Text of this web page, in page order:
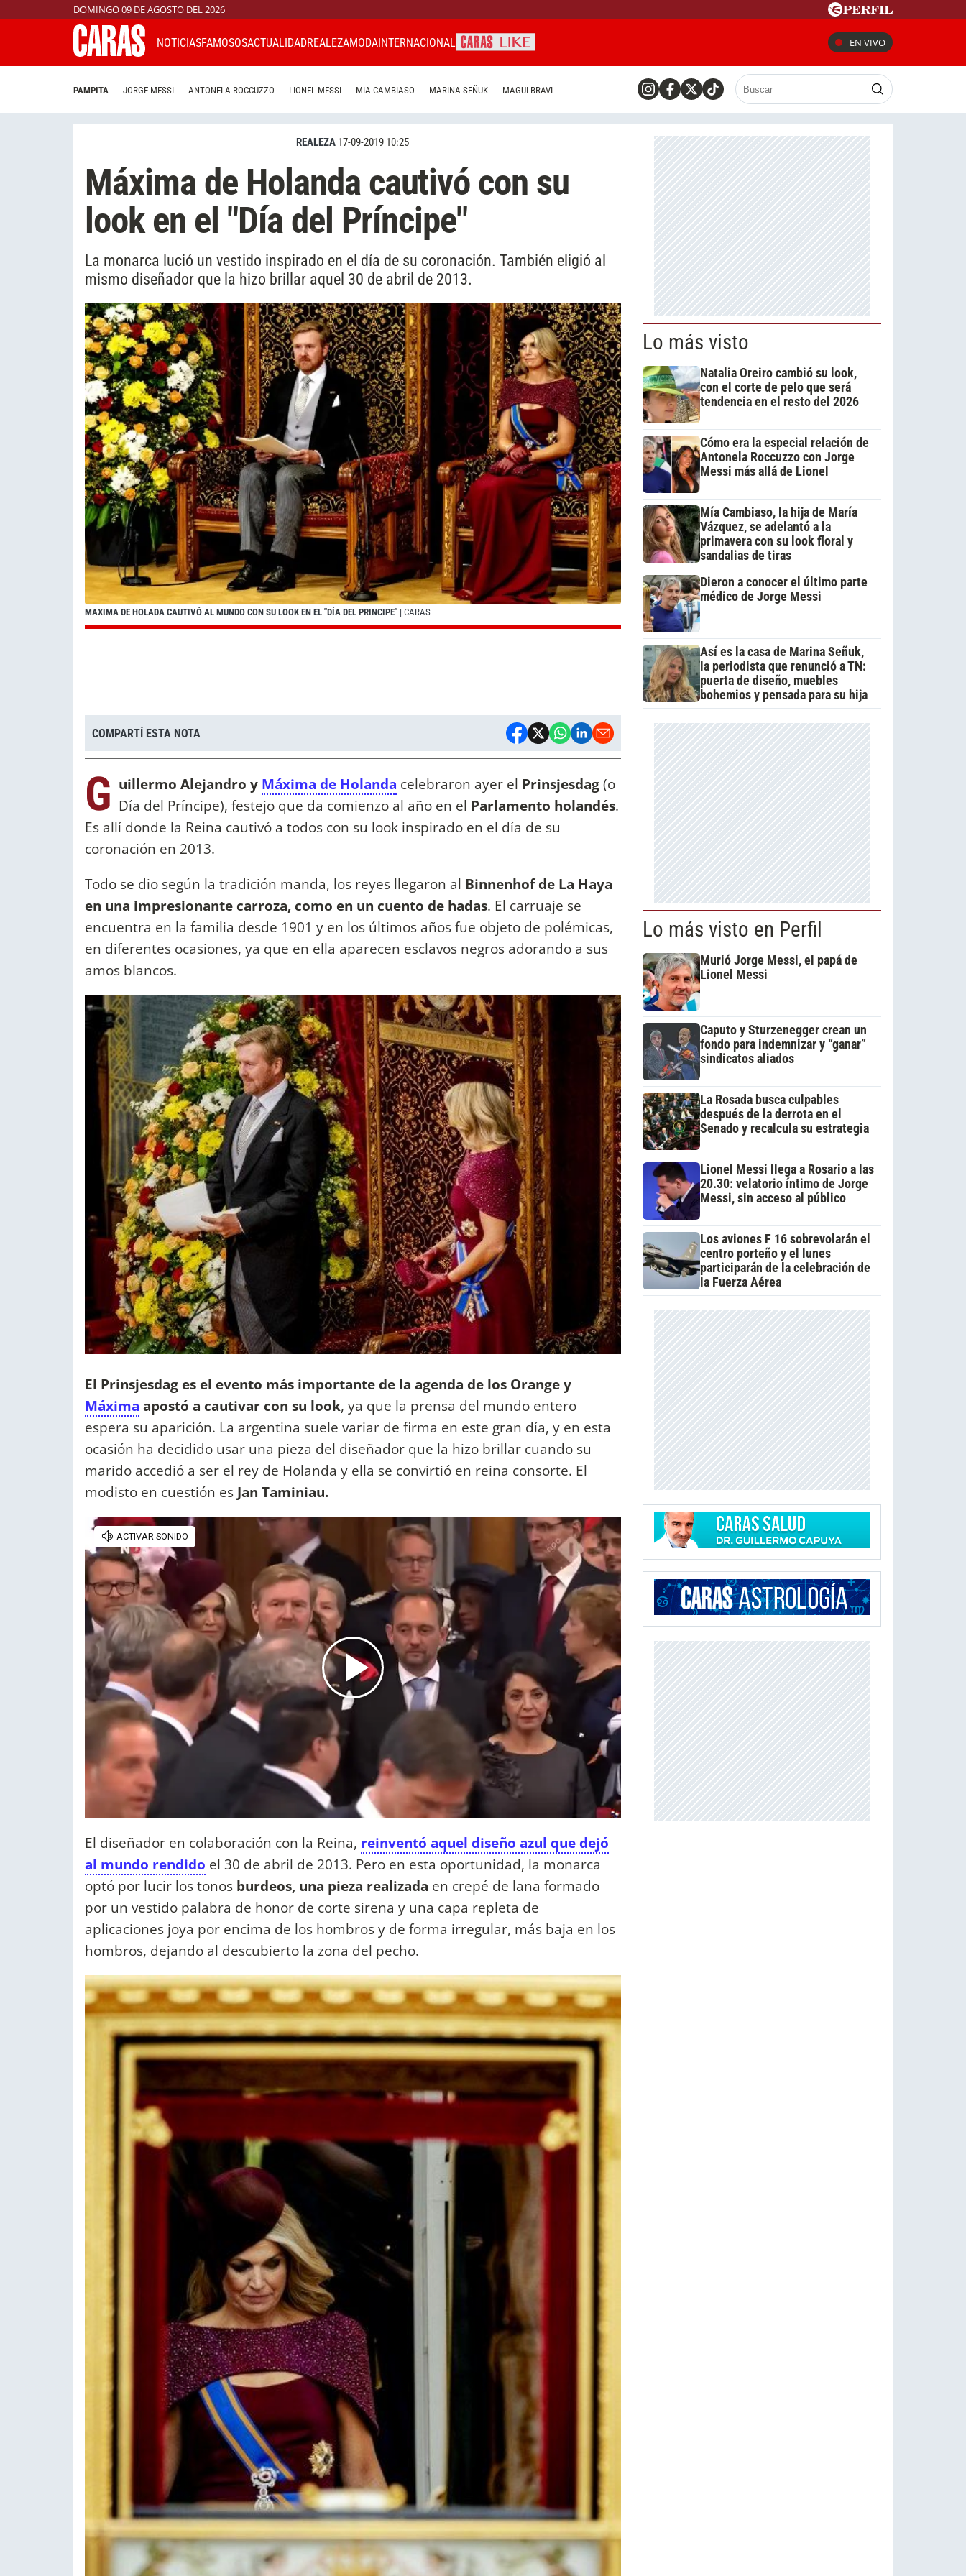
DOMINGO 09 DE AGOSTO DEL 2026
NOTICIASFAMOSOSACTUALIDADREALEZAMODAINTERNACIONAL EN VIVO
PAMPITA JORGE MESSI ANTONELA ROCCUZZO LIONEL MESSI MIA CAMBIASO MARINA SEÑUK MAGUI BRAVI
REALEZA 17-09-2019 10:25
Máxima de Holanda cautivó con su
look en el "Día del Príncipe"
La monarca lució un vestido inspirado en el día de su coronación. También eligió al
mismo diseñador que la hizo brillar aquel 30 de abril de 2013.
MAXIMA DE HOLADA CAUTIVÓ AL MUNDO CON SU LOOK EN EL "DÍA DEL PRINCIPE" | CARAS
COMPARTÍ ESTA NOTA
G uillermo Alejandro y Máxima de Holanda celebraron ayer el Prinsjesdag(o
Día del Príncipe), festejo que da comienzo al año en el Parlamento holandés.
Es allí donde la Reina cautivó a todos con su look inspirado en el día de su
coronación en 2013.
Todo se dio según la tradición manda, los reyes llegaron al Binnenhof de La Haya
en una impresionante carroza, como en un cuento de hadas. El carruaje se
encuentra en la familia desde 1901 y en los últimos años fue objeto de polémicas,
en diferentes ocasiones, ya que en ella aparecen esclavos negros adorando a sus
amos blancos.
El Prinsjesdag es el evento más importante de la agenda de los Orange y
Máxima apostó a cautivar con su look, ya que la prensa del mundo entero
espera su aparición. La argentina suele variar de firma en este gran día, y en esta
ocasión ha decidido usar una pieza del diseñador que la hizo brillar cuando su
marido accedió a ser el rey de Holanda y ella se convirtió en reina consorte. El
modisto en cuestión es Jan Taminiau.
El diseñador en colaboración con la Reina, reinventó aquel diseño azul que dejó
al mundo rendido el 30 de abril de 2013. Pero en esta oportunidad, la monarca
optó por lucir los tonos burdeos, una pieza realizada en crepé de lana formado
por un vestido palabra de honor de corte sirena y una capa repleta de
aplicaciones joya por encima de los hombros y de forma irregular, más baja en los
hombros, dejando al descubierto la zona del pecho.
Lo más visto
Natalia Oreiro cambió su look,
con el corte de pelo que será
tendencia en el resto del 2026
Cómo era la especial relación de
Antonela Roccuzzo con Jorge
Messi más allá de Lionel
Mía Cambiaso, la hija de María
Vázquez, se adelantó a la
primavera con su look floral y
sandalias de tiras
Dieron a conocer el último parte
médico de Jorge Messi
Así es la casa de Marina Señuk,
la periodista que renunció a TN:
puerta de diseño, muebles
bohemios y pensada para su hija
Lo más visto en Perfil
Murió Jorge Messi, el papá de
Lionel Messi
Caputo y Sturzenegger crean un
fondo para indemnizar y “ganar”
sindicatos aliados
La Rosada busca culpables
después de la derrota en el
Senado y recalcula su estrategia
Lionel Messi llega a Rosario a las
20.30: velatorio íntimo de Jorge
Messi, sin acceso al público
Los aviones F 16 sobrevolarán el
centro porteño y el lunes
participarán de la celebración de
la Fuerza Aérea